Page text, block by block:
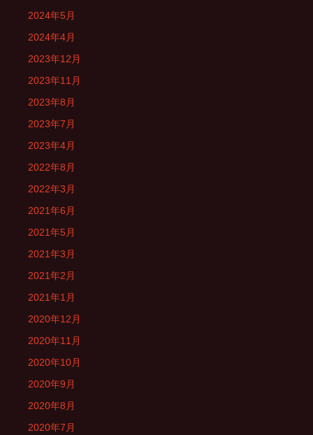
2024年5月
2024年4月
2023年12月
2023年11月
2023年8月
2023年7月
2023年4月
2022年8月
2022年3月
2021年6月
2021年5月
2021年3月
2021年2月
2021年1月
2020年12月
2020年11月
2020年10月
2020年9月
2020年8月
2020年7月